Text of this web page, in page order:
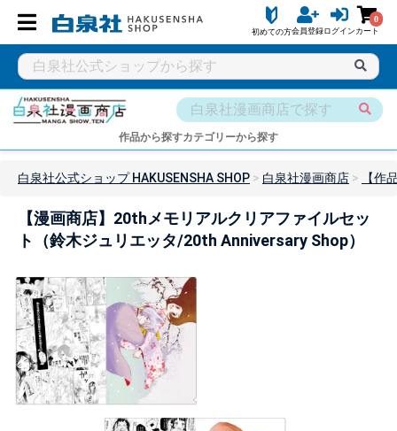
初めての方会員登録ログイン
0
カート
作品から探すカテゴリーから探す
白泉社公式ショップ HAKUSENSHA SHOP 白泉社漫画商店 【作
【漫画商店】20thメモリアルクリアファイルセッ
ト（鈴木ジュリエッタ/20th Anniversary Shop）